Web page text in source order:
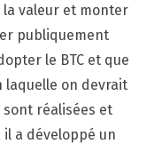
valeur et monter
publiquement
le BTC et que
laquelle on devrait
sont réalisées et
a développé un